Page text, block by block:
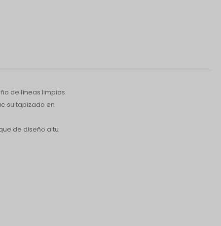
de líneas limpias
su tapizado en
de diseño a tu